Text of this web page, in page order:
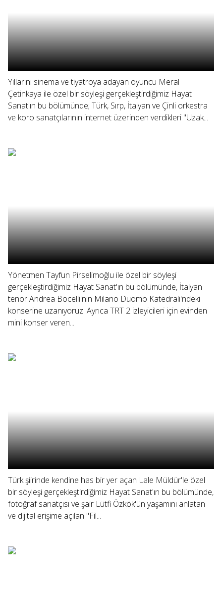
Yıllarını sinema ve tiyatroya adayan oyuncu Meral
Çetinkaya ile özel bir söyleşi gerçekleştirdiğimiz Hayat
Sanat'ın bu bölümünde; Türk, Sırp, İtalyan ve Çinli orkestra
ve koro sanatçılarının internet üzerinden verdikleri "Uzak...
Yönetmen Tayfun Pirselimoğlu ile özel bir söyleşi
gerçekleştirdiğimiz Hayat Sanat'ın bu bölümünde, İtalyan
tenor Andrea Bocelli'nin Milano Duomo Katedrali'ndeki
konserine uzanıyoruz. Ayrıca TRT 2 izleyicileri için evinden
mini konser veren...
Türk şiirinde kendine has bir yer açan Lale Müldür'le özel
bir söyleşi gerçekleştirdiğimiz Hayat Sanat'ın bu bölümünde,
fotoğraf sanatçısı ve şair Lütfi Özkök'ün yaşamını anlatan
ve dijital erişime açılan "Fil...